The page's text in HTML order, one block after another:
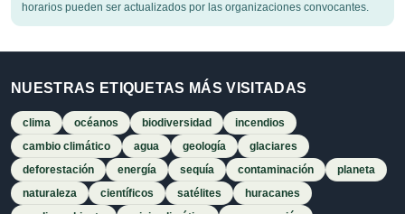
horarios pueden ser actualizados por las organizaciones convocantes.
NUESTRAS ETIQUETAS MÁS VISITADAS
clima océanos biodiversidad
incendios
cambio climático
agua geología
glaciares
deforestación
energía sequía contaminación
planeta
naturaleza
científicos satélites
huracanes